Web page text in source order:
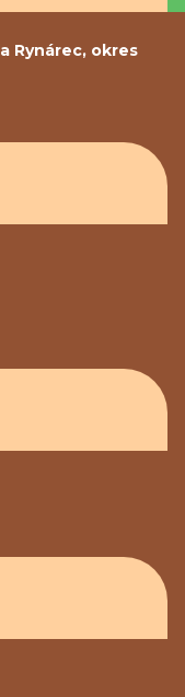
Rynárec, okres